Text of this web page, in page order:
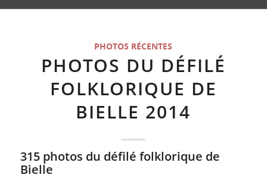
PHOTOS RÉCENTES
PHOTOS DU DÉFILÉ
FOLKLORIQUE DE
BIELLE 2014
315 photos du défilé folklorique de
Bielle